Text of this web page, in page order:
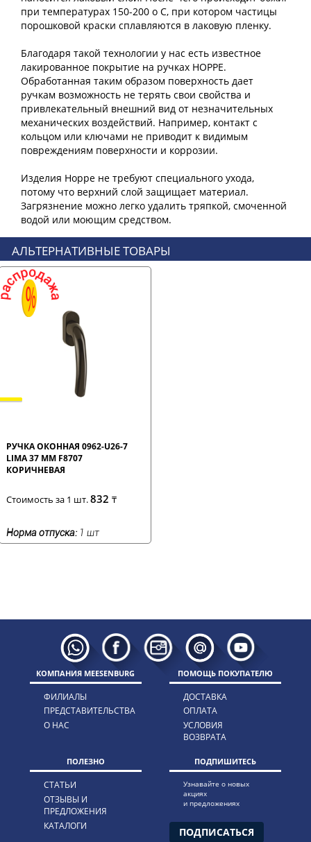
при температурах 150-200 о С, при котором частицы
порошковой краски сплавляются в лаковую пленку.
Благодаря такой технологии у нас есть известное
лакированное покрытие на ручках HOPPE.
Обработанная таким образом поверхность дает
ручкам возможность не терять свои свойства и
привлекательный внешний вид от незначительных
механических воздействий. Например, контакт с
кольцом или ключами не приводит к видимым
повреждениям поверхности и коррозии.
Изделия Hoppe не требуют специального ухода,
потому что верхний слой защищает материал.
Загрязнение можно легко удалить тряпкой, смоченной
АЛЬТЕРНАТИВНЫЕ ТОВАРЫ
РУЧКА ОКОННАЯ 0962-U26-7
LIMA 37 ММ F8707
КОРИЧНЕВАЯ
Стоимость за 1 шт.832 ₸
Норма отпуска: 1 шт
КОМПАНИЯ MEESENBURG
ФИЛИАЛЫ
ПРЕДСТАВИТЕЛЬСТВА
О НАС
ПОМОЩЬ ПОКУПАТЕЛЮ
ДОСТАВКА
ОПЛАТА
УСЛОВИЯ
ВОЗВРАТА
ПОЛЕЗНО
СТАТЬИ
ОТЗЫВЫ И
ПРЕДЛОЖЕНИЯ
КАТАЛОГИ
ПОДПИШИТЕСЬ
Узнавайте о новых
акциях
и предложениях
ПОДПИСАТЬСЯ